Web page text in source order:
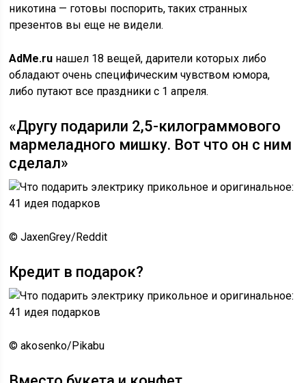
никотина — готовы поспорить, таких странных
презентов вы еще не видели.
AdMe.ru нашел 18 вещей, дарители которых либо
обладают очень специфическим чувством юмора,
либо путают все праздники с 1 апреля.
«Другу подарили 2,5-килограммового
мармеладного мишку. Вот что он с ним
сделал»
© JaxenGrey/Reddit
Кредит в подарок?
© akosenko/Pikabu